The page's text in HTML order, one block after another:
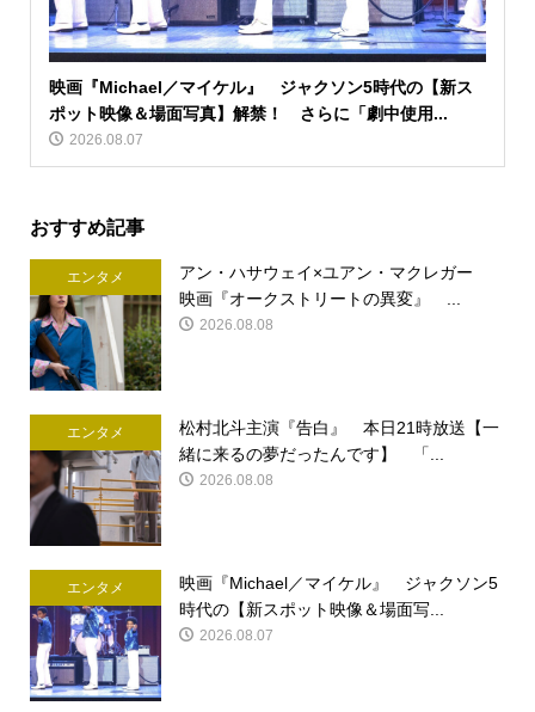
映画『Michael／マイケル』 ジャクソン5時代の【新ス
ポット映像＆場面写真】解禁！ さらに「劇中使用...
2026.08.07
おすすめ記事
エンタメ
アン・ハサウェイ×ユアン・マクレガー
映画『オークストリートの異変』 ...
2026.08.08
エンタメ
松村北斗主演『告白』 本日21時放送【一
緒に来るの夢だったんです】 「...
2026.08.08
エンタメ
映画『Michael／マイケル』 ジャクソン5
時代の【新スポット映像＆場面写...
2026.08.07